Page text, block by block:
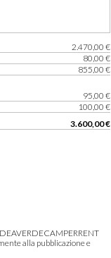
2.470,00 €
80,00 €
855,00 €
95,00 €
100,00 €
3.600,00 €
alla pubblicazione e